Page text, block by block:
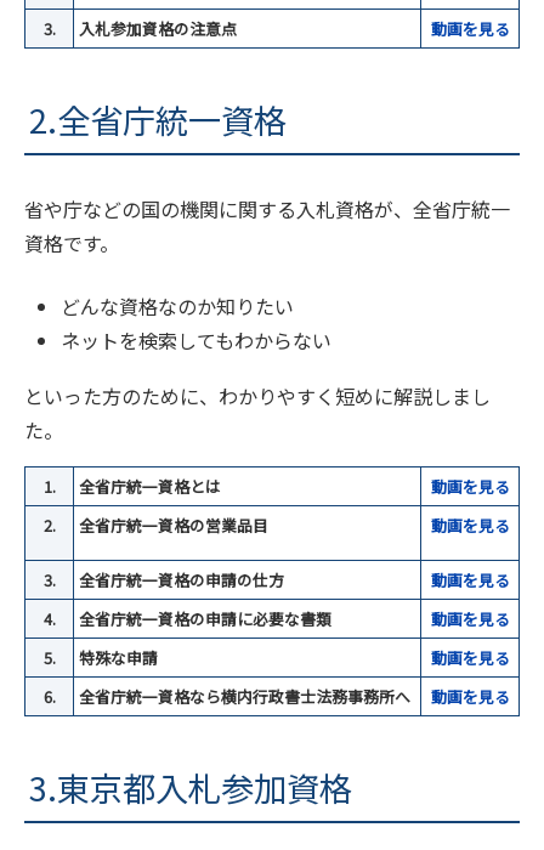
3. 入札参加資格の注意点 動画を見る
2.全省庁統一資格
省や庁などの国の機関に関する入札資格が、全省庁統一
資格です。
どんな資格なのか知りたい
ネットを検索してもわからない
といった方のために、わかりやすく短めに解説しまし
た。
1. 全省庁統一資格とは
動画を見る
2.
全省庁統一資格の営業品目 動画を見る
3. 全省庁統一資格の申請の仕方 動画を見る
4.
全省庁統一資格の申請に必要な書類
動画を見る
5.
特殊な申請
動画を見る
6.
全省庁統一資格なら横内行政書士法務事務所へ 動画を見る
3.東京都入札参加資格